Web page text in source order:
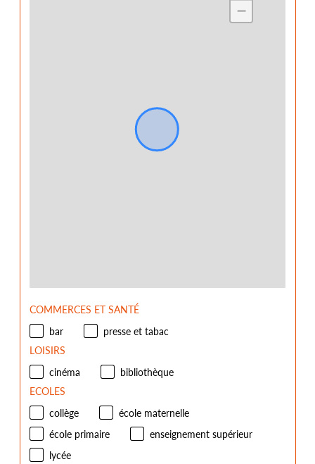
−
COMMERCES ET SANTÉ
bar
presse et tabac
LOISIRS
cinéma
bibliothèque
ECOLES
collège
école maternelle
école primaire
enseignement supérieur
lycée